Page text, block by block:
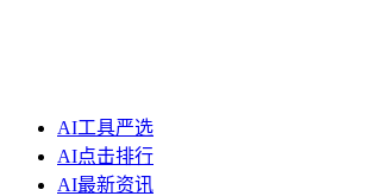
AI工具严选
AI点击排行
AI最新资讯